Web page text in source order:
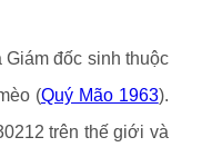
đốc sinh thuộc
(Quý Mão 1963).
trên thế giới và